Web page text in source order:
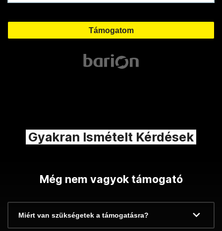
Gyakran Ismételt Kérdések
Még nem vagyok támogató
Miért van szükségetek a támogatásra?